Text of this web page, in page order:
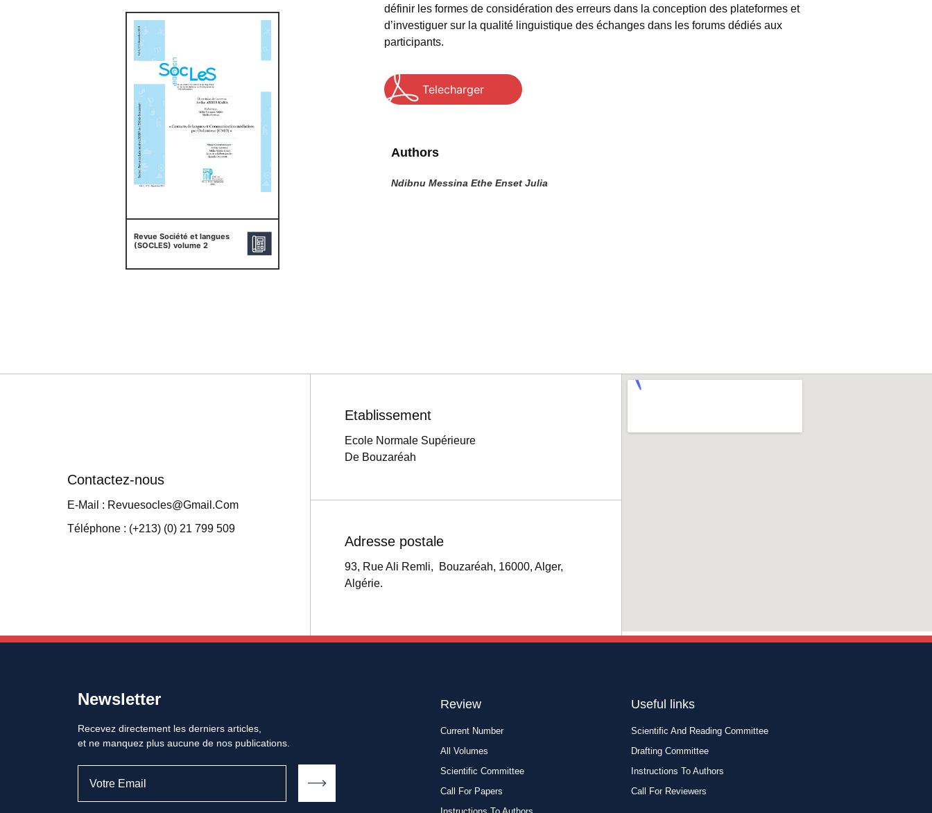
Revue Société et langues
(SOCLES) volume 2
définir les formes de considération des erreurs dans la conception des plateformes et
d’investiguer sur la qualité linguistique des échanges dans les forums dédiés aux
participants.
Telecharger
Authors
Ndibnu Messina Ethe Enset Julia
Contactez-nous
E-Mail : Revuesocles@gmail.com
Téléphone : (+213) (0) 21 799 509
Etablissement
Ecole Normale Supérieure
De Bouzaréah
Adresse postale
93, Rue Ali Remli, Bouzaréah, 16000, Alger,
Algérie.
Newsletter
Recevez directement les derniers articles,
et ne manquez plus aucune de nos publications.
Review
Current Number
All Volumes
Scientific Committee
Call For Papers
Useful links
Scientific And Reading Committee
Drafting Committee
Instructions To Authors
Call For Reviewers